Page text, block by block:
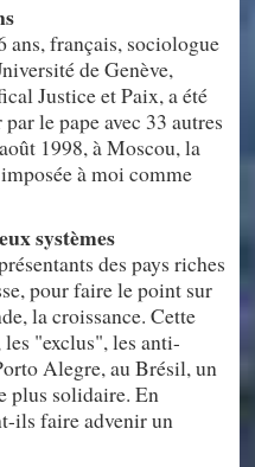
ans, français, sociologue
de Genève,
Justice et Paix, a été
le pape avec 33 autres
1998, à Moscou, la
à moi comme
systèmes
des pays riches
pour faire le point sur
la croissance. Cette
les "exclus", les anti-
Alegre, au Brésil, un
plus solidaire. En
ils faire advenir un